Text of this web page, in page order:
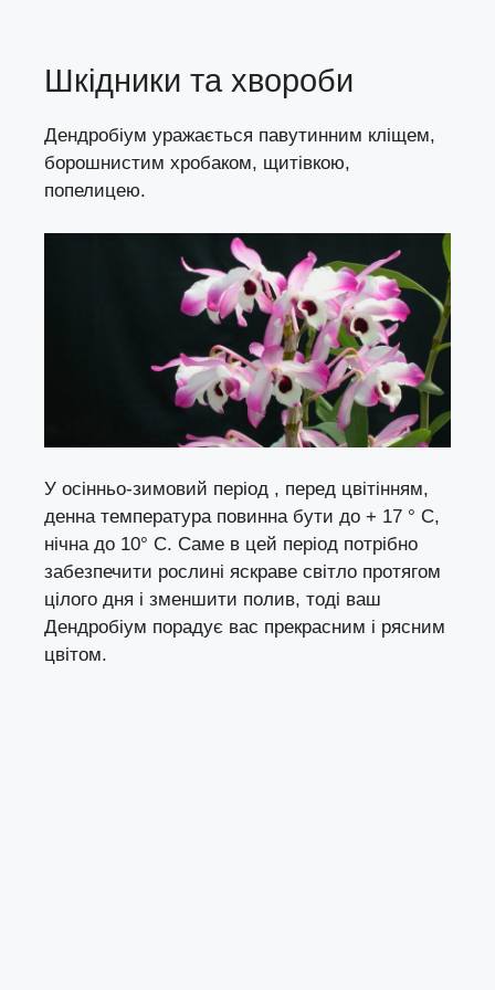
Шкідники та хвороби
Дендробіум уражається павутинним кліщем,
борошнистим хробаком, щитівкою,
попелицею.
У осінньо-зимовий період , перед цвітінням,
денна температура повинна бути до + 17 ° C,
нічна до 10° C. Саме в цей період потрібно
забезпечити рослині яскраве світло протягом
цілого дня і зменшити полив, тоді ваш
Дендробіум порадує вас прекрасним і рясним
цвітом.